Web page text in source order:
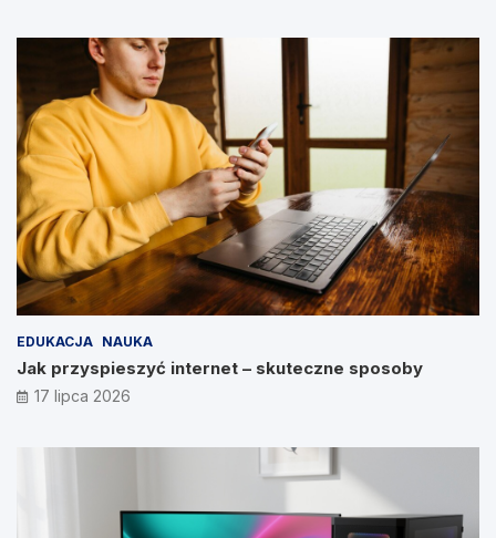
EDUKACJA NAUKA
Jak przyspieszyć internet – skuteczne sposoby
17 lipca 2026